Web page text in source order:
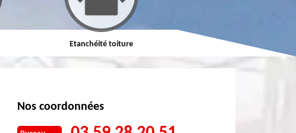
Etanchéité toiture Réparation de toiture
Nos coordonnées